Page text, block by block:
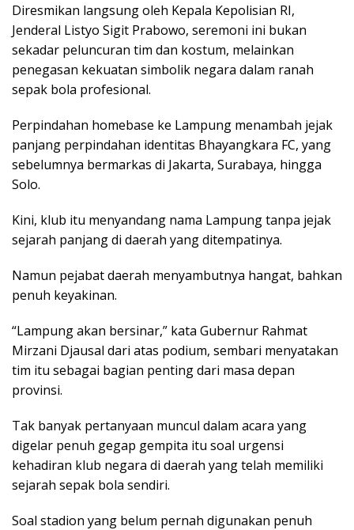
Diresmikan langsung oleh Kepala Kepolisian RI,
Jenderal Listyo Sigit Prabowo, seremoni ini bukan
sekadar peluncuran tim dan kostum, melainkan
penegasan kekuatan simbolik negara dalam ranah
sepak bola profesional.
Perpindahan homebase ke Lampung menambah jejak
panjang perpindahan identitas Bhayangkara FC, yang
sebelumnya bermarkas di Jakarta, Surabaya, hingga
Solo.
Kini, klub itu menyandang nama Lampung tanpa jejak
sejarah panjang di daerah yang ditempatinya.
Namun pejabat daerah menyambutnya hangat, bahkan
penuh keyakinan.
“Lampung akan bersinar,” kata Gubernur Rahmat
Mirzani Djausal dari atas podium, sembari menyatakan
tim itu sebagai bagian penting dari masa depan
provinsi.
Tak banyak pertanyaan muncul dalam acara yang
digelar penuh gegap gempita itu soal urgensi
kehadiran klub negara di daerah yang telah memiliki
sejarah sepak bola sendiri.
Soal stadion yang belum pernah digunakan penuh